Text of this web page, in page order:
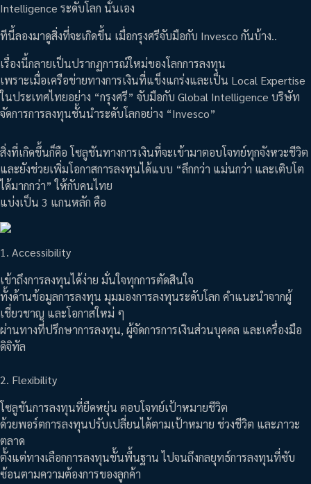
Intelligence ระดับโลก นั่นเอง
ทีนี้ลองมาดูสิ่งที่จะเกิดขึ้น เมื่อกรุงศรีจับมือกับ Invesco กันบ้าง..
เรื่องนี้กลายเป็นปรากฏการณ์ใหม่ของโลกการลงทุน
เพราะเมื่อเครือข่ายทางการเงินที่แข็งแกร่งและเป็น Local Expertise
ในประเทศไทยอย่าง “กรุงศรี” จับมือกับ Global Intelligence บริษัท
จัดการการลงทุนชั้นนำระดับโลกอย่าง “Invesco”
สิ่งที่เกิดขึ้นก็คือ โซลูชันทางการเงินที่จะเข้ามาตอบโจทย์ทุกจังหวะชีวิต
และยังช่วยเพิ่มโอกาสการลงทุนได้แบบ “ลึกกว่า แม่นกว่า และเติบโต
ได้มากกว่า” ให้กับคนไทย
แบ่งเป็น 3 แกนหลัก คือ
1. Accessibility
เข้าถึงการลงทุนได้ง่าย มั่นใจทุกการตัดสินใจ
ทั้งด้านข้อมูลการลงทุน มุมมองการลงทุนระดับโลก คำแนะนำจากผู้
เชี่ยวชาญ และโอกาสใหม่ ๆ
ผ่านทางที่ปรึกษาการลงทุน, ผู้จัดการการเงินส่วนบุคคล และเครื่องมือ
ดิจิทัล
2. Flexibility
โซลูชันการลงทุนที่ยืดหยุ่น ตอบโจทย์เป้าหมายชีวิต
ด้วยพอร์ตการลงทุนปรับเปลี่ยนได้ตามเป้าหมาย ช่วงชีวิต และภาวะ
ตลาด
ตั้งแต่ทางเลือกการลงทุนขั้นพื้นฐาน ไปจนถึงกลยุทธ์การลงทุนที่ซับ
ซ้อนตามความต้องการของลูกค้า